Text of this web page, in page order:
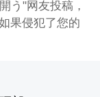
う"网友投稿，
果侵犯了您的